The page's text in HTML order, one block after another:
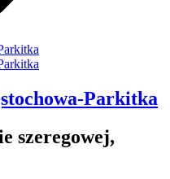
Parkitka
szeregowej,